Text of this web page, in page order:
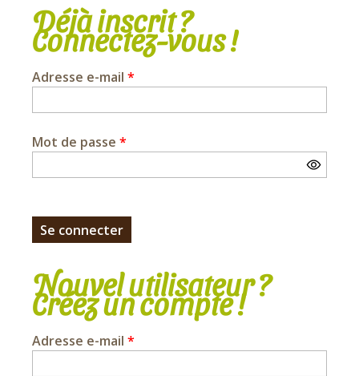
Déjà inscrit ?
Connectez-vous !
Adresse e-mail *
Mot de passe *
Nouvel utilisateur ?
Créez un compte !
Adresse e-mail *